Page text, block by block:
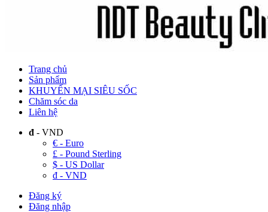
Trang chủ
Sản phẩm
KHUYẾN MẠI SIÊU SỐC
Chăm sóc da
Liên hệ
đ - VND
€ - Euro
£ - Pound Sterling
$ - US Dollar
đ - VND
Đăng ký
Đăng nhập